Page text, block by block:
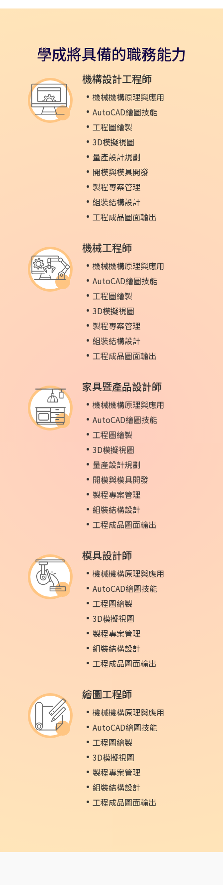
學成將具備的職務能力
機構設計工程師
機械機構原理與應用
AutoCAD繪圖技能
工程圖繪製
3D模擬視圖
量產設計規劃
開模與模具開發
製程專案管理
組裝結構設計
工程成品圖面輸出
機械工程師
機械機構原理與應用
AutoCAD繪圖技能
工程圖繪製
3D模擬視圖
製程專案管理
組裝結構設計
工程成品圖面輸出
家具暨產品設計師
機械機構原理與應用
AutoCAD繪圖技能
工程圖繪製
3D模擬視圖
量產設計規劃
開模與模具開發
製程專案管理
組裝結構設計
工程成品圖面輸出
模具設計師
機械機構原理與應用
AutoCAD繪圖技能
工程圖繪製
3D模擬視圖
製程專案管理
組裝結構設計
工程成品圖面輸出
繪圖工程師
機械機構原理與應用
AutoCAD繪圖技能
工程圖繪製
3D模擬視圖
製程專案管理
組裝結構設計
工程成品圖面輸出